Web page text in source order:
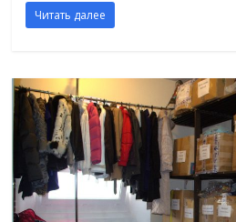
Читать далее